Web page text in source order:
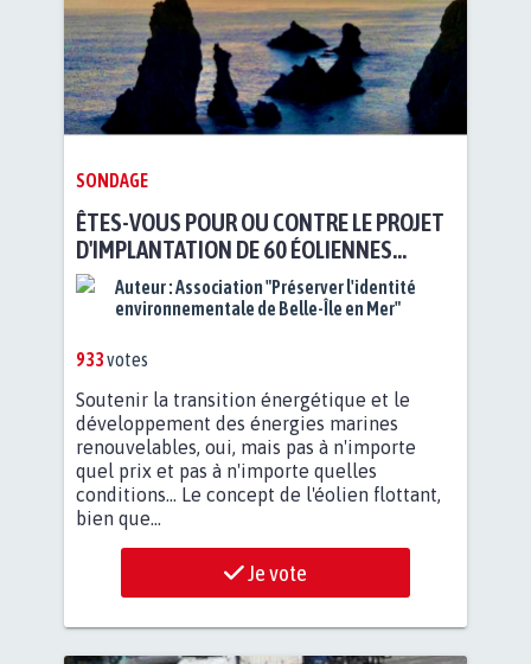
SONDAGE
ÊTES-VOUS POUR OU CONTRE LE PROJET
D'IMPLANTATION DE 60 ÉOLIENNES
FLOTTANTES DE 260 M DE HAUTEUR AU
LARGE DE BELLE-ÎLE-EN-MER ?
Auteur :Association "Préserver l'identité
environnementale de Belle-Île en Mer"
933votes
Soutenir la transition énergétique et le
développement des énergies marines
renouvelables, oui, mais pas à n'importe
quel prix et pas à n'importe quelles
conditions... Le concept de l'éolien flottant,
bien que...
Je vote